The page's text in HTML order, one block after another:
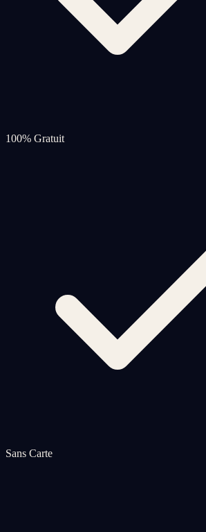
100% Gratuit
Sans Carte